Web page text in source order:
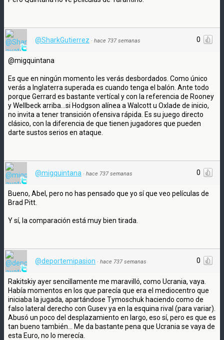
0
@SharkGutierrez · hace 737 semanas
@migquintana
Es que en ningún momento les verás desbordados. Como único
verás a Inglaterra superada es cuando tenga el balón. Ante todo
porque Gerrard es bastante vertícal y con la referencia de Rooney
y Wellbeck arriba...si Hodgson alínea a Walcott u Oxlade de inicio,
no invita a tener transición ofensiva rápida. Es su juego directo
clásico, con la diferencia de que tienen jugadores que pueden
darte sustos serios en ataque.
0
@migquintana · hace 737 semanas
Bueno, Abel, pero no has pensado que yo sí que veo películas de
Brad Pitt.
Y sí, la comparación está muy bien tirada.
0
@deportemipasion · hace 737 semanas
Rakitskiy ayer sencillamente me maravilló, como Ucrania, vaya.
Había momentos en los que parecía que era el mediocentro que
iniciaba la jugada, apartándose Tymoschuk haciendo como de
falso lateral derecho con Gusev ya en la esquina rival (para variar).
Abusó un poco del desplazamiento en largo, eso sí, pero es que es
tan bueno también... Me da bastante pena que Ucrania se vaya de
esta Euro, no lo merecía.